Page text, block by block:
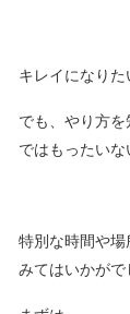
キレイになりた
でも、やり方
ではもったいな
特別な時間や
みてはいかがで